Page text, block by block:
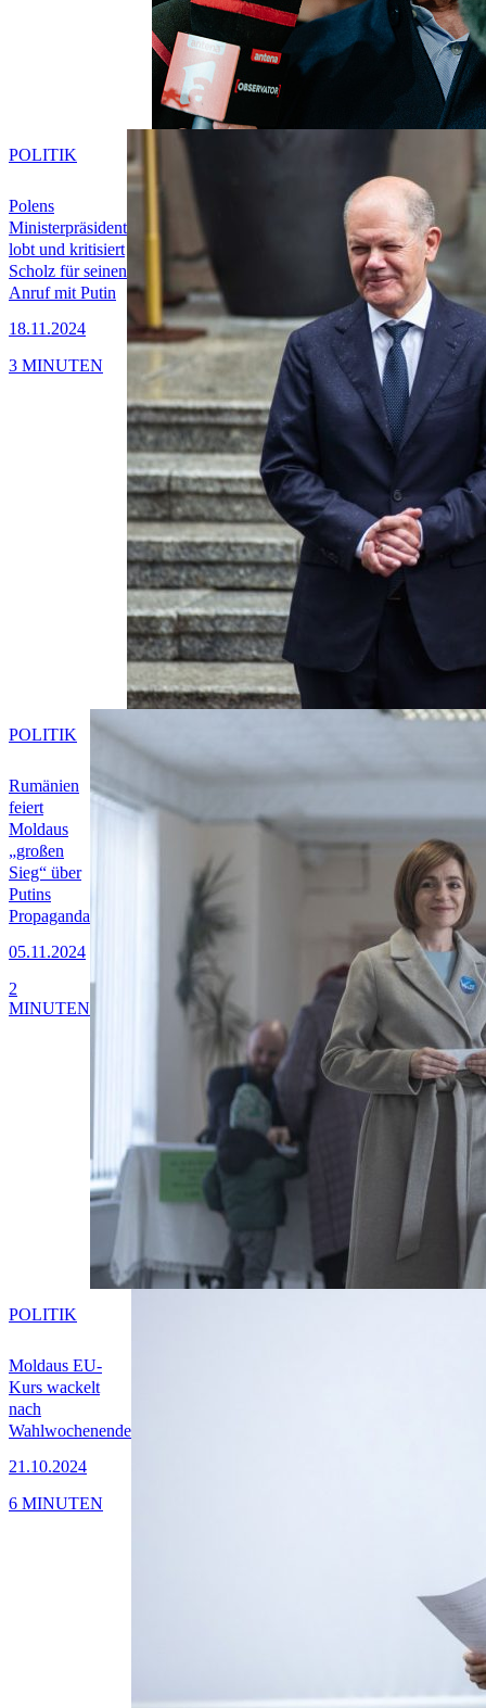
Polens
Ministerpräsident
lobt und kritisiert
Scholz für seinen
Anruf mit Putin
18.11.2024
POLITIK
3 MINUTEN
Rumänien
feiert
Moldaus
„großen
Sieg“ über
Putins
Propaganda
05.11.2024
POLITIK
2
MINUTEN
Moldaus EU-
Kurs wackelt
nach
Wahlwochenende
21.10.2024
POLITIK
6 MINUTEN